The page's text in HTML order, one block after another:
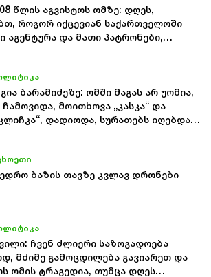
წლის აგვისტოს ომზე: დღეს,
როგორ იქცევიან საქართველოში
აგენტურა და მათი პატრონები,
და ოსებს, ქართველებსა და
ბარამიძეზე: ომში მაგას არ უომია,
მოითხოვა „კასკა“ და
დადიოდა, სურათებს იღებდა
ბაზის თავზე კვლავ დრონები
ჩვენ ძლიერი საზოგადოება
მძიმე გამოცდილება გავიარეთ და
ომის ტრაგედია, თუმცა დღეს